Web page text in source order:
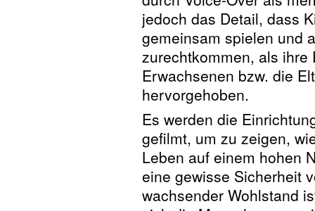
jedoch das Detail, dass
gemeinsam spielen und
zurechtkommen, als
Erwachsenen bzw. die
hervorgehoben.
Es werden die
gefilmt, um zu zeigen,
Leben auf einem hohen
eine gewisse Sicherheit
wachsender Wohlstand